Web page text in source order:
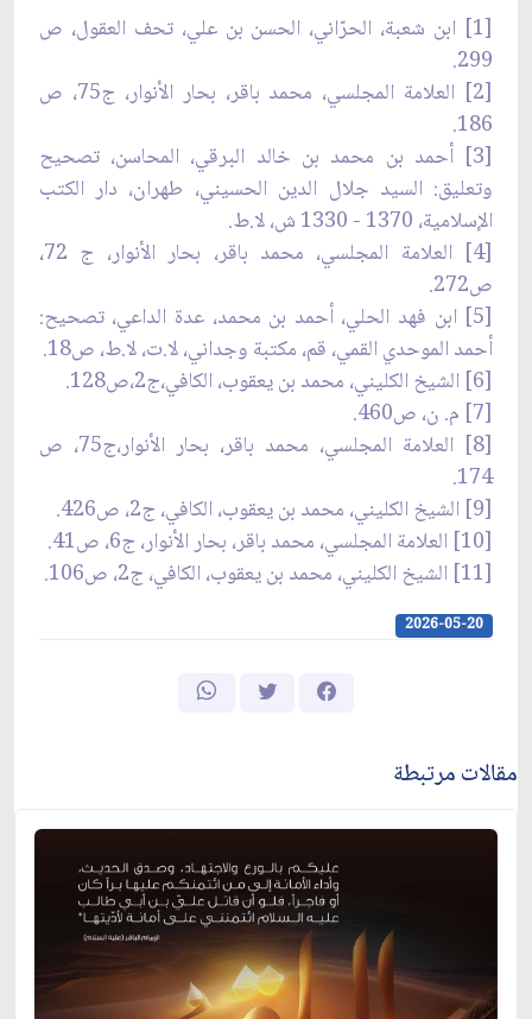
[1] ابن شعبة، الحرّاني، الحسن بن علي، تحف العقول، ص
299.
[2] العلامة المجلسي، محمد باقر، بحار الأنوار، ج75، ص
186.
[3] أحمد بن محمد بن خالد البرقي، المحاسن، تصحيح
وتعليق: السيد جلال الدين الحسيني، طهران، دار الكتب
الإسلامية، 1370 - 1330 ش، لا.ط.
[4] العلامة المجلسي، محمد باقر، بحار الأنوار، ج 72،
ص272.
[5] ابن فهد الحلي، أحمد بن محمد، عدة الداعي، تصحيح:
أحمد الموحدي القمي، قم، مكتبة وجداني، لا.ت، لا.ط، ص18.
[6] الشيخ الكليني، محمد بن يعقوب، الكافي،ج2،ص128.
[7] م. ن، ص460.
[8] العلامة المجلسي، محمد باقر، بحار الأنوار،ج75، ص
174.
[9] الشيخ الكليني، محمد بن يعقوب، الكافي، ج2، ص426.
[10] العلامة المجلسي، محمد باقر، بحار الأنوار، ج6، ص41.
[11] الشيخ الكليني، محمد بن يعقوب، الكافي، ج2، ص106.
2026-05-20
مقالات مرتبطة